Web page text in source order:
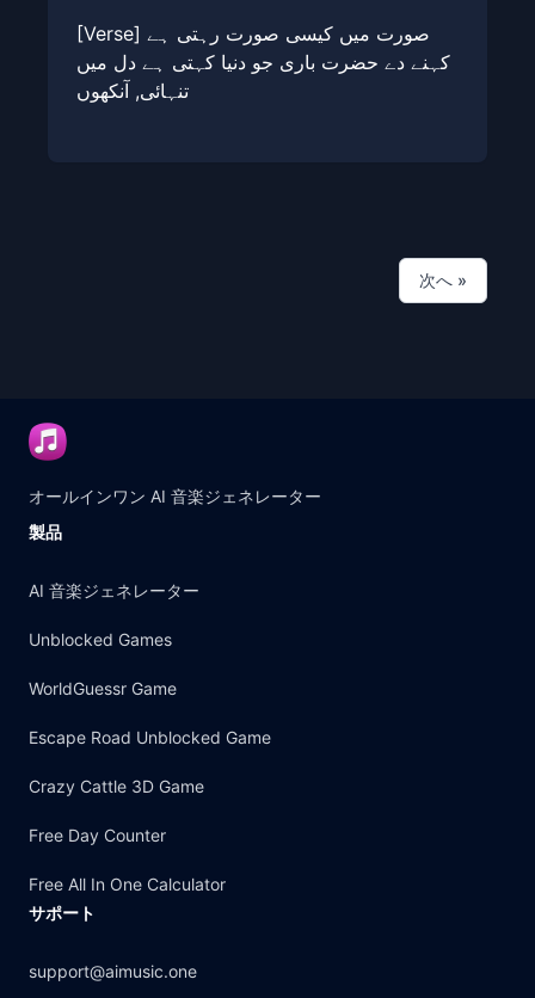
[Verse] صورت میں کیسی صورت رہتی ہے
کہنے دے حضرت باری جو دنیا کہتی ہے دل میں
تنہائی, آنکھوں
次へ »
オールインワン AI 音楽ジェネレーター
製品
AI 音楽ジェネレーター
Unblocked Games
WorldGuessr Game
Escape Road Unblocked Game
Crazy Cattle 3D Game
Free Day Counter
Free All In One Calculator
サポート
support@aimusic.one